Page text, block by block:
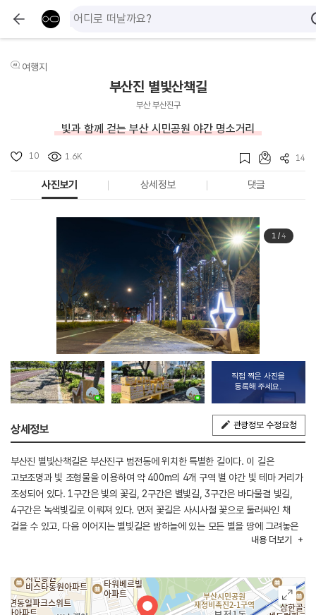
여행지
부산진 별빛산책길
부산 부산진구
빛과 함께 걷는 부산 시민공원 야간 명소거리
10 1.6K 14
사진보기 상세정보 댓글
1/4
직접 찍은 사진을
등록해 주세요.
상세정보 관광정보 수정요청
부산진 별빛산책길은 부산진구 범전동에 위치한 특별한 길이다. 이 길은
고보조명과 빛 조형물을 이용하여 약 400m의 4개 구역 별 야간 빛 테마 거리가
조성되어 있다. 1구간은 빛의 꽃길, 2구간은 별빛길, 3구간은 바다물결 빛길,
4구간은 녹색빛길로 이뤄져 있다. 먼저 꽃길은 사시사철 꽃으로 둘러싸인 채
걸을 수 있고, 다음 이어지는 별빛길은 밤하늘에 있는 모든 별을 땅에 그려놓은
듯하다. 다음은 넘실대는 바다 위를 걷는 듯한 바닷길이 이어지고, 마지막으로
내용 더보기